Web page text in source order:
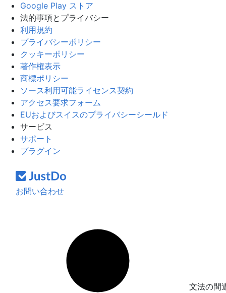
Google Play ストア
法的事項とプライバシー
利用規約
プライバシーポリシー
クッキーポリシー
著作権表示
商標ポリシー
ソース利用可能ライセンス契約
アクセス要求フォーム
EUおよびスイスのプライバシーシールド
サービス
サポート
プラグイン
お問い合わせ
文法の間